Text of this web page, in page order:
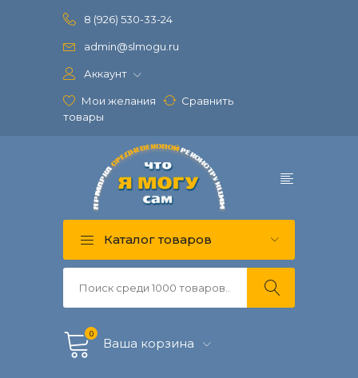
8 (926) 530-33-24
admin@slmogu.ru
Аккаунт
Мои желания
Сравнить
товары
Каталог товаров
0
Ваша корзина